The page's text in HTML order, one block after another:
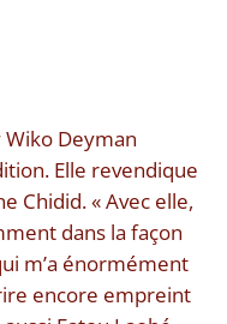
Wiko Deyman
Elle revendique
Chidid. « Avec elle,
dans la façon
m’a énormément
encore empreint